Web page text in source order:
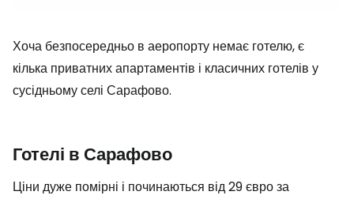
Хоча безпосередньо в аеропорту немає готелю, є
кілька приватних апартаментів і класичних готелів у
сусідньому селі Сарафово.
Готелі в Сарафово
Ціни дуже помірні і починаються від 29 євро за